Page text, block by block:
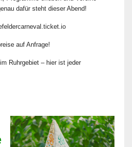
dafür steht dieser Abend!
auf Anfrage!
Ruhrgebiet – hier ist jeder